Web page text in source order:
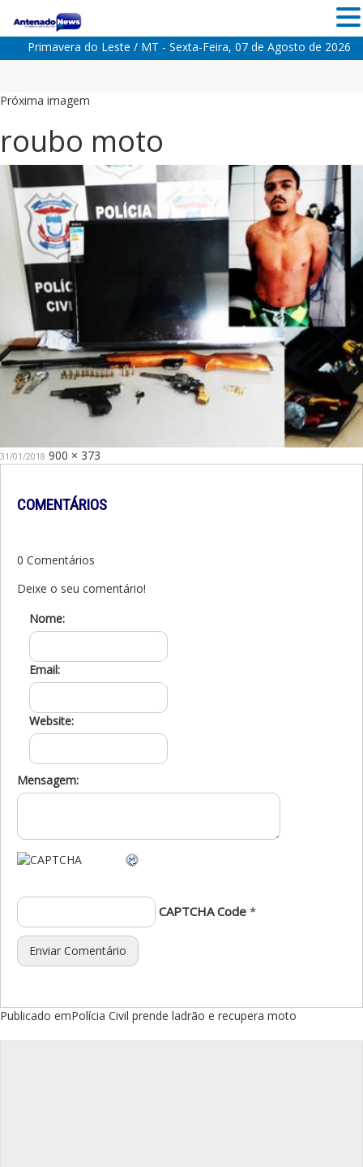
Primavera do Leste / MT - Sexta-Feira, 07 de Agosto de 2026
Próxima imagem
roubo moto
Publicado
31/01/2018 Tamanho
900 × 373
COMENTÁRIOS
0 Comentários
Deixe o seu comentário!
Nome:
Email:
Website:
Mensagem:
CAPTCHA Code *
Navegação
de
Publicado emPolícia Civil prende ladrão e recupera moto